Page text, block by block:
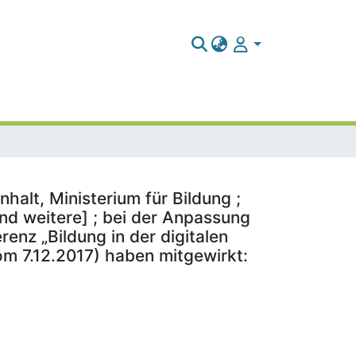
Ministerium für Bildung ;
weitere] ; bei der Anpassung
„Bildung in der digitalen
7.12.2017) haben mitgewirkt: